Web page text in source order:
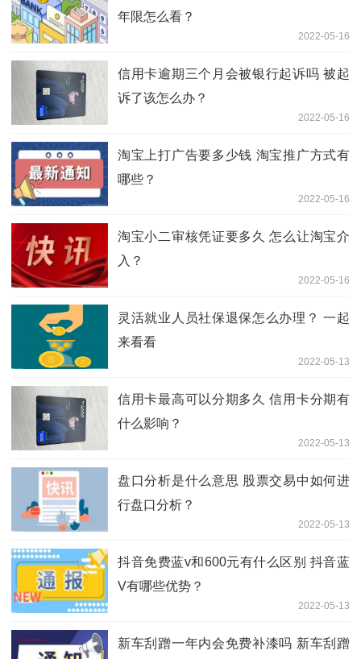
年限怎么看？
2022-05-16
信用卡逾期三个月会被银行起诉吗 被起
诉了该怎么办？
2022-05-16
淘宝上打广告要多少钱 淘宝推广方式有
哪些？
2022-05-16
淘宝小二审核凭证要多久 怎么让淘宝介
入？
2022-05-16
灵活就业人员社保退保怎么办理？ 一起
来看看
2022-05-13
信用卡最高可以分期多久 信用卡分期有
什么影响？
2022-05-13
盘口分析是什么意思 股票交易中如何进
行盘口分析？
2022-05-13
抖音免费蓝v和600元有什么区别 抖音蓝
V有哪些优势？
2022-05-13
新车刮蹭一年内会免费补漆吗 新车刮蹭